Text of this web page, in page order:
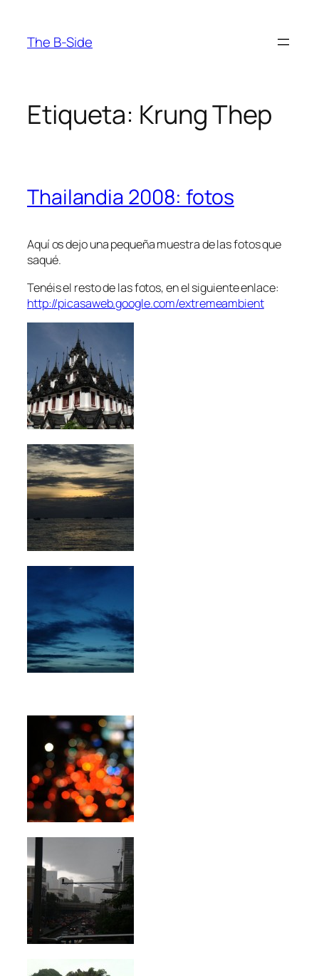
contenido
The B-Side
Etiqueta: Krung Thep
Thailandia 2008: fotos
Aquí os dejo una pequeña muestra de las fotos que
saqué.
Tenéis el resto de las fotos, en el siguiente enlace:
http://picasaweb.google.com/extremeambient